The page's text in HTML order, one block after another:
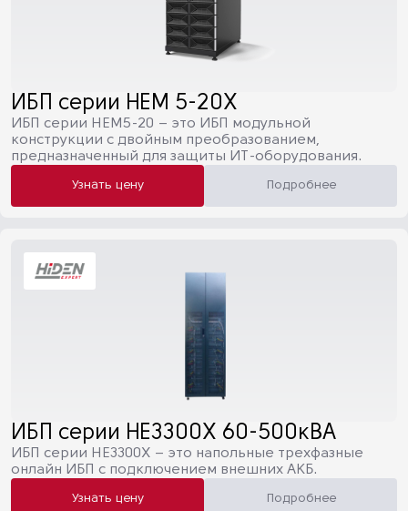
ИБП серии HEM 5-20X
ИБП серии HEM5-20 – это ИБП модульной
конструкции с двойным преобразованием,
предназначенный для защиты ИТ-оборудования.
Узнать цену Подробнее
ИБП серии HE3300X 60-500кВА
ИБП серии HE3300X – это напольные трехфазные
онлайн ИБП c подключением внешних АКБ.
Узнать цену Подробнее